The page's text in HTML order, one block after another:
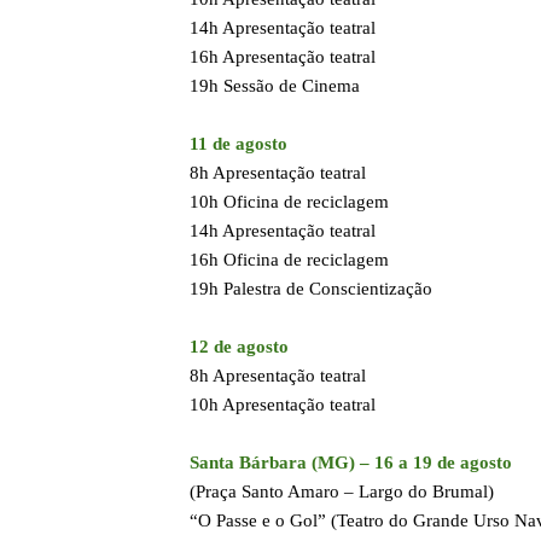
14h Apresentação teatral
16h Apresentação teatral
19h Sessão de Cinema
11 de agosto
8h Apresentação teatral
10h Oficina de reciclagem
14h Apresentação teatral
16h Oficina de reciclagem
19h Palestra de Conscientização
12 de agosto
8h Apresentação teatral
10h Apresentação teatral
Santa Bárbara (MG) – 16 a 19 de agosto
(Praça Santo Amaro – Largo do Brumal)
“O Passe e o Gol” (Teatro do Grande Urso